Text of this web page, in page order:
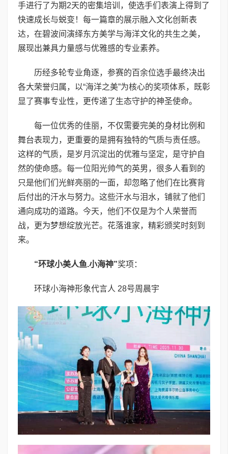
手进行了为期2天的密集培训，使选手们表演上得到了
快速成长与蜕变！每一篇章的展示融入文化创新表
达，在碧波间演绎东方美学与海洋文化的共生之美，
展现出兼具力量感与优雅感的专业素养。
历经多轮专业角逐，参赛的百余位选手最终决出
各大荣誉归属，以“海洋之美”为核心的奖项体系，既彰
显了赛事专业性，更传递了生态守护的神圣使命。
每一位优秀的佳丽，不仅需要完美的身材比例和
舞台表现力，更重要的是拥有独特的气质与责任感。
这样的气质，是岁月沉淀出的优雅与坚定，是守护自
然的使命感。每一位阳光帅气的英男，很多人看到的
只是他们们光鲜亮丽的一面，却忽略了他们在比赛背
后付出的汗水与努力。这些汗水与泪水，铺就了他们
通向成功的道路。今天，他们不仅是为个人荣誉而
战，更为梦想绽放光芒。花落谁家，精彩颁奖时刻到
来。
“环球小美人鱼.小海神”奖项：
环球小海神形象代言人 28号周晨宇